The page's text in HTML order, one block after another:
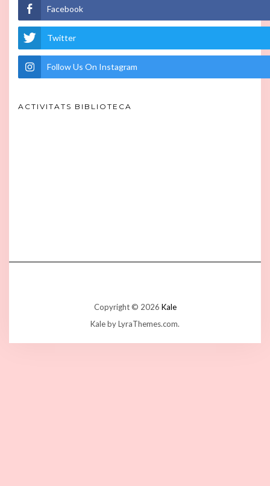
Facebook
Twitter
Follow Us On Instagram
ACTIVITATS BIBLIOTECA
Copyright © 2026 Kale
Kaleby LyraThemes.com.